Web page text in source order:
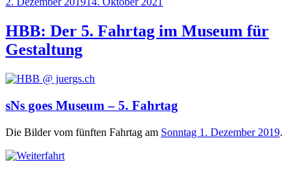
HBB: Der 5. Fahrtag im Museum für
Gestaltung
sNs goes Museum – 5. Fahrtag
Die Bil­der vom fünf­ten Fahr­tag am Sonn­tag 1. Dezem­ber 2019.